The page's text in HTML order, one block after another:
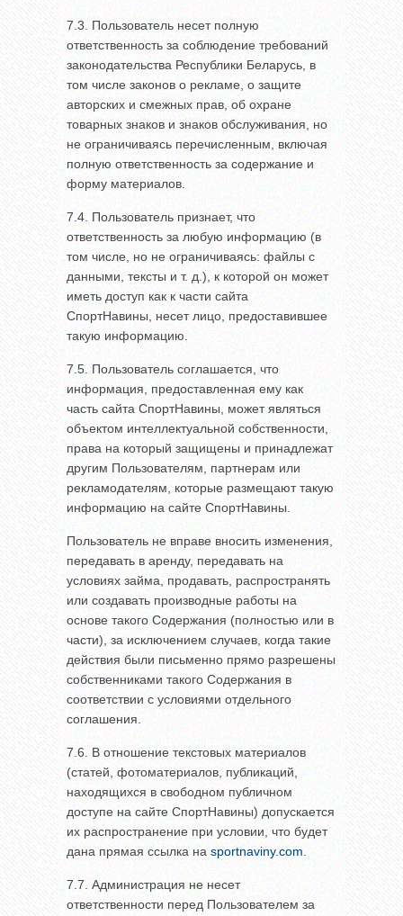
7.3. Пользователь несет полную
ответственность за соблюдение требований
законодательства Республики Беларусь, в
том числе законов о рекламе, о защите
авторских и смежных прав, об охране
товарных знаков и знаков обслуживания, но
не ограничиваясь перечисленным, включая
полную ответственность за содержание и
форму материалов.
7.4. Пользователь признает, что
ответственность за любую информацию (в
том числе, но не ограничиваясь: файлы с
данными, тексты и т. д.), к которой он может
иметь доступ как к части сайта
СпортНавины, несет лицо, предоставившее
такую информацию.
7.5. Пользователь соглашается, что
информация, предоставленная ему как
часть сайта СпортНавины, может являться
объектом интеллектуальной собственности,
права на который защищены и принадлежат
другим Пользователям, партнерам или
рекламодателям, которые размещают такую
информацию на сайте СпортНавины.
Пользователь не вправе вносить изменения,
передавать в аренду, передавать на
условиях займа, продавать, распространять
или создавать производные работы на
основе такого Содержания (полностью или в
части), за исключением случаев, когда такие
действия были письменно прямо разрешены
собственниками такого Содержания в
соответствии с условиями отдельного
соглашения.
7.6. В отношение текстовых материалов
(статей, фотоматериалов, публикаций,
находящихся в свободном публичном
доступе на сайте СпортНавины) допускается
их распространение при условии, что будет
дана прямая ссылка на sportnaviny.com
7.7. Администрация не несет
ответственности перед Пользователем за